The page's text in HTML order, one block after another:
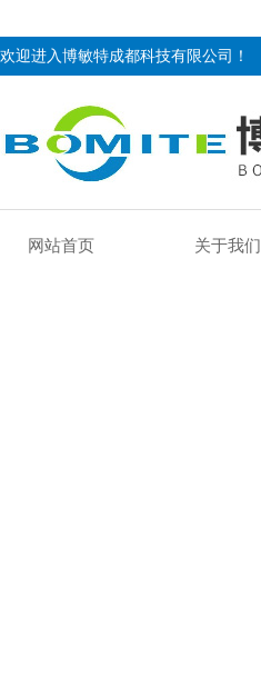
欢迎进入博敏特成都科技有限公司！
网站首页 关于我们